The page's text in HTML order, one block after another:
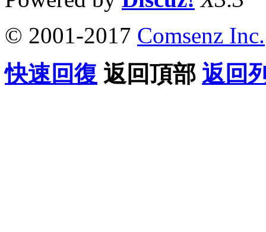
© 2001-2017 Comsenz Inc.
快速回復 返回頂部 返回